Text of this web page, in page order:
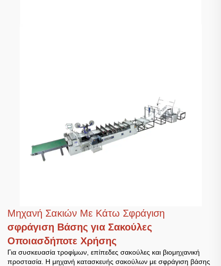
Μηχανή Σακιών Με Κάτω Σφράγιση
σφράγιση Βάσης για Σακούλες
Οποιασδήποτε Χρήσης
Για συσκευασία τροφίμων, επίπεδες σακούλες και βιομηχανική
προστασία. Η μηχανή κατασκευής σακούλων με σφράγιση βάσης